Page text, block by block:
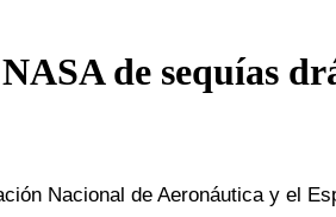
de sequías
Nacional de Aeronáutica y el